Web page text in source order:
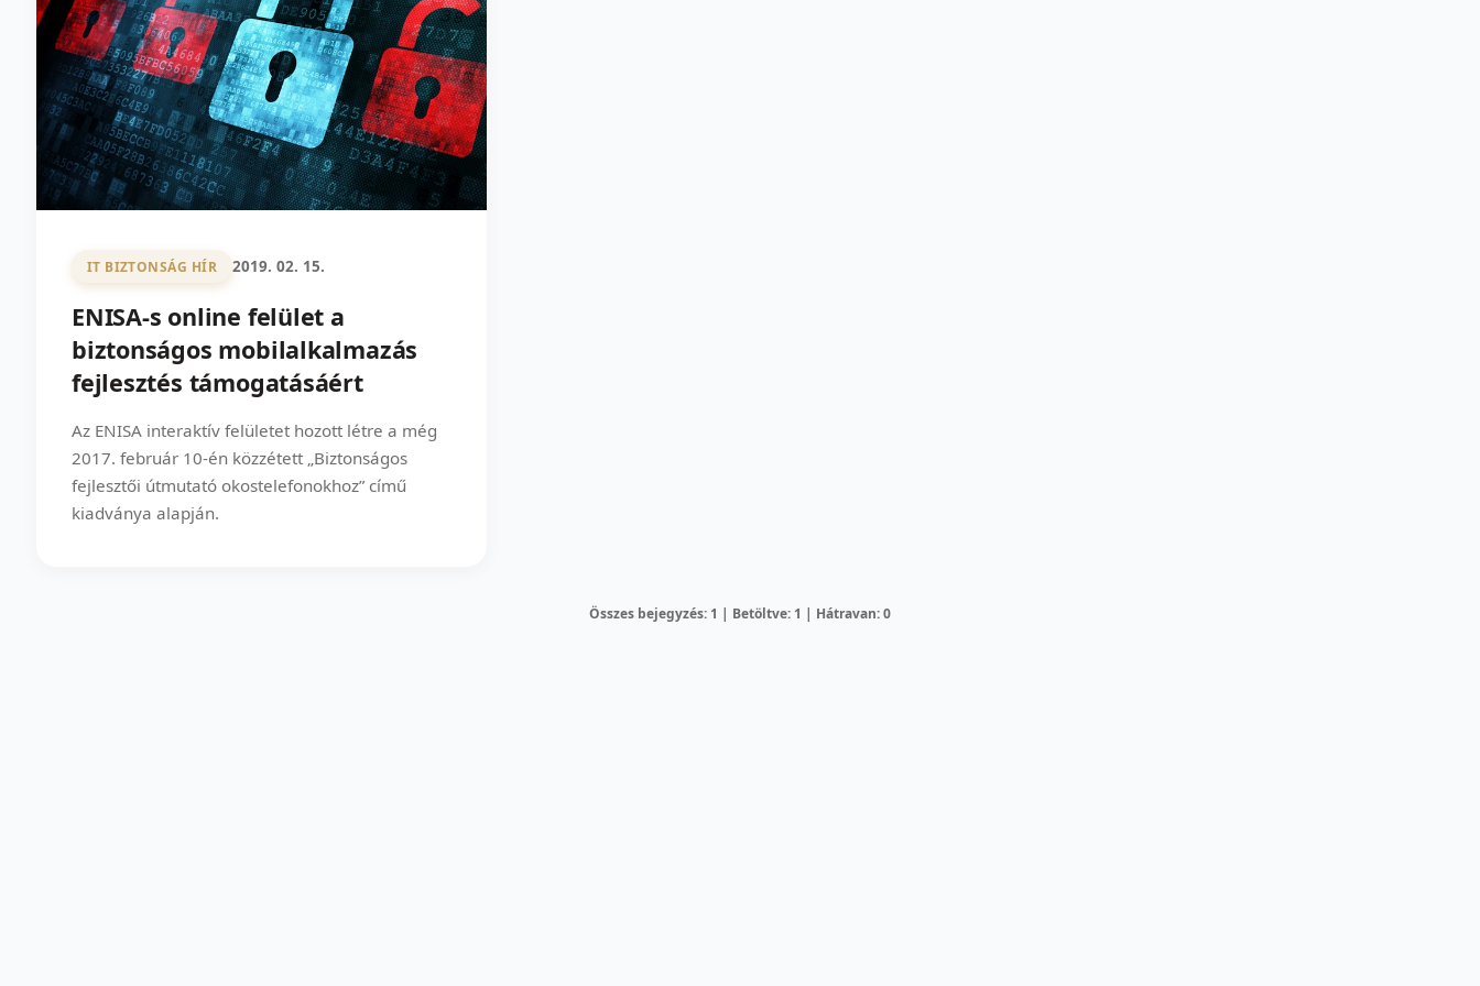
IT BIZTONSÁG HÍR 2019. 02. 15.
ENISA-s online felület a
biztonságos mobilalkalmazás
fejlesztés támogatásáért
Az ENISA interaktív felületet hozott létre a még
2017. február 10-én közzétett „Biztonságos
fejlesztői útmutató okostelefonokhoz” című
kiadványa alapján.
Összes bejegyzés: 1 | Betöltve: 1 | Hátravan: 0